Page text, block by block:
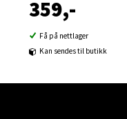
359,-
Få på nettlager
Kan sendes til butikk
Ski Storsenter,
Åpent i dag 10-21
0 i butikk